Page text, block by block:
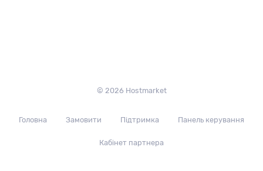
© 2026 Hostmarket
Головна Замовити Підтримка Панель керування
Кабінет партнера